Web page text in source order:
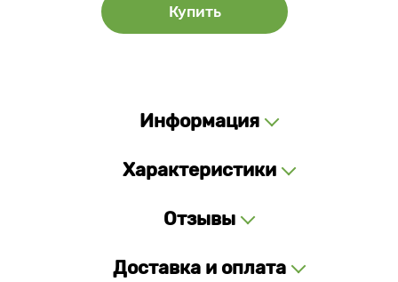
Купить
Информация
Характеристики
Отзывы
Доставка и оплата